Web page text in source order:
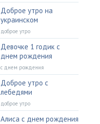
Доброе утро на
украинском
доброе утро
Девочке 1 годик с
днем рождения
с днем рождения
Доброе утро с
лебедями
доброе утро
Алиса с днем рождения